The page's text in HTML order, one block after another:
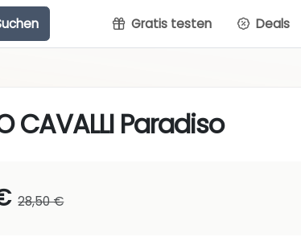
Gratis testen Deals
CAVALLI Paradiso
28,50 €